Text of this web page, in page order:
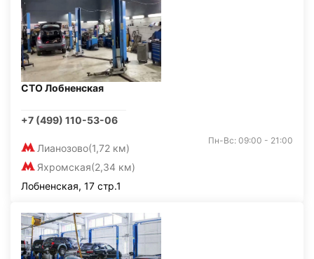
СТО Лобненская
+7 (499) 110-53-06
Лианозово(1,72 км)
Яхромская(2,34 км)
Пн-Вс: 09:00 - 21:00
Лобненская, 17 стр.1